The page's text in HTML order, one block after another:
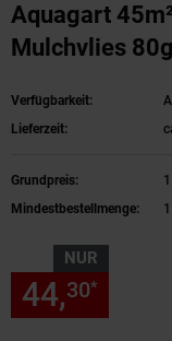
Aquagart
Mulchvlies
Verfügbarkeit:
Lieferzeit:
Grundpreis:
Mindestbestellmenge:
1
NUR
44,30*